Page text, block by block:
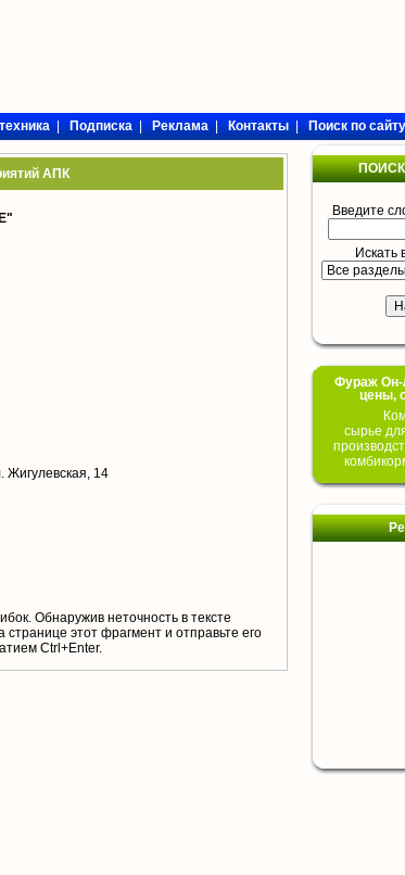
|Подписка|Реклама|Контакты|Поиск по сайту
АПК
Жигулевская, 14
Обнаружив неточность в тексте
этот фрагмент и отправьте его
Ctrl+Enter.
Введите
Искать
Фураж Он-
цены,
сырье